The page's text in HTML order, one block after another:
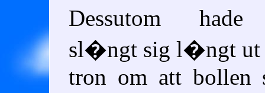
Dessutom
sl�ngt sig l�ngt
tron om att bollen